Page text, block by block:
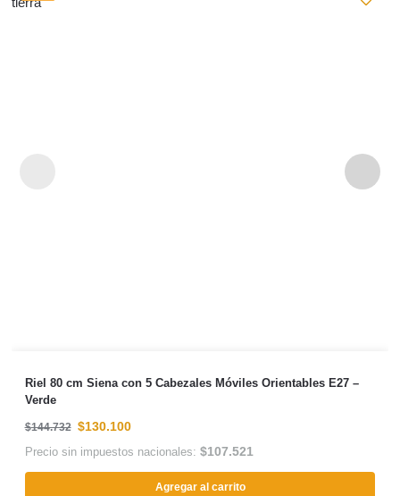
Riel 80 cm Siena con 5 Cabezales Móviles Orientables E27 –
Verde
$144.732 $130.100
Precio sin impuestos nacionales: $107.521
Agregar al carrito